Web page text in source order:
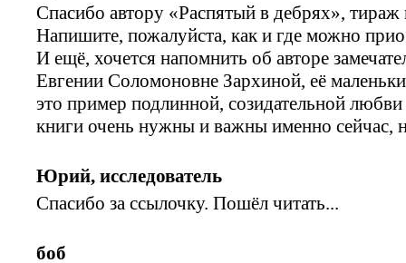
Спасибо автору «Распятый в дебрях», тираж
Напишите, пожалуйста, как и где можно
И ещё, хочется напомнить об авторе
Евгении Соломоновне Зархиной, её
это пример подлинной, созидательной
книги очень нужны и важны именно сейчас,
Юрий, исследователь
Спасибо за ссылочку. Пошёл читать...
боб